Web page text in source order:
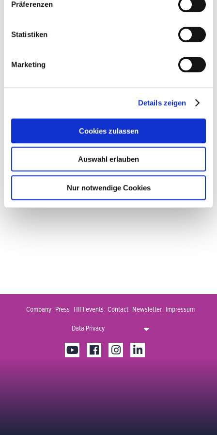
Präferenzen
Statistiken
Marketing
Details zeigen
Cookies zulassen
Auswahl erlauben
Nur notwendige Cookies
distortion and incredible detail.
Go back
Company Press HIFI events Contact Newsletter Impressum
Data Privacy